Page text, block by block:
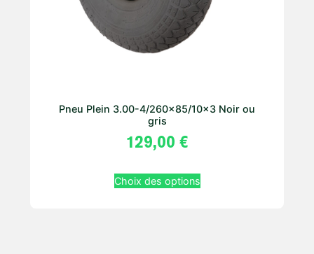
Pneu Plein 3.00-4/260×85/10×3 Noir ou
gris
129,00 €
Choix des options